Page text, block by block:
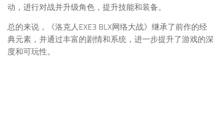
动，进行对战并升级角色，提升技能和装备。
总的来说，《洛克人EXE3 BLX网络大战》继承了前作的经
典元素，并通过丰富的剧情和系统，进一步提升了游戏的深
度和可玩性。